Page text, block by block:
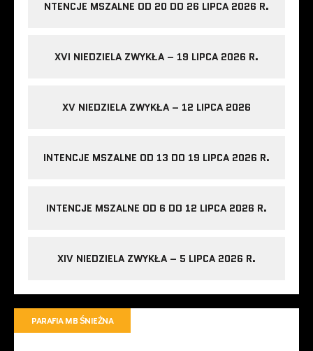
NTENCJE MSZALNE OD 20 DO 26 LIPCA 2026 R.
XVI NIEDZIELA ZWYKŁA – 19 LIPCA 2026 R.
XV NIEDZIELA ZWYKŁA – 12 LIPCA 2026
INTENCJE MSZALNE OD 13 DO 19 LIPCA 2026 R.
INTENCJE MSZALNE OD 6 DO 12 LIPCA 2026 R.
XIV NIEDZIELA ZWYKŁA – 5 LIPCA 2026 R.
PARAFIA MB ŚNIEŻNA